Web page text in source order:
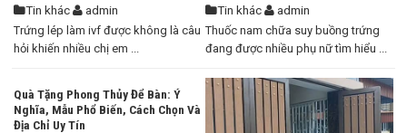
Tin khác
admin
Trứng lép làm ivf được không là câu
hỏi khiến nhiều chị em ...
Tin khác
admin
Thuốc nam chữa suy buồng trứng
đang được nhiều phụ nữ tìm hiểu ...
Quà Tặng Phong Thủy Để Bàn: Ý
Nghĩa, Mẫu Phổ Biến, Cách Chọn Và
Địa Chỉ Uy Tín